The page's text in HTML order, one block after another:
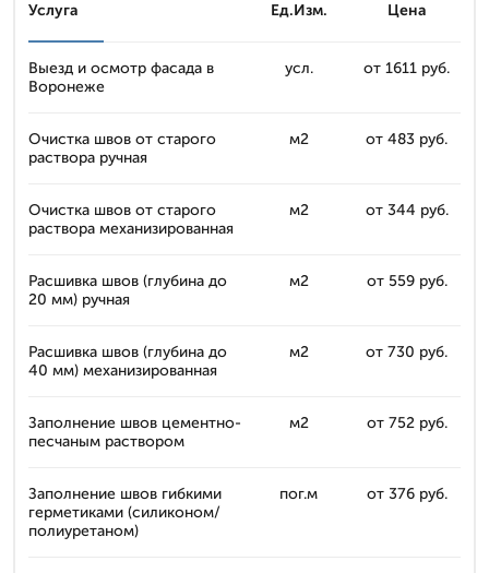
Услуга Ед.Изм. Цена
Выезд и осмотр фасада в
Воронеже
усл. от 1611 руб.
Очистка швов от старого
раствора ручная
м2 от 483 руб.
Очистка швов от старого
раствора механизированная
м2 от 344 руб.
Расшивка швов (глубина до
20 мм) ручная
м2 от 559 руб.
Расшивка швов (глубина до
40 мм) механизированная
м2 от 730 руб.
Заполнение швов цементно-
песчаным раствором
м2 от 752 руб.
Заполнение швов гибкими
герметиками (силиконом/
полиуретаном)
пог.м от 376 руб.